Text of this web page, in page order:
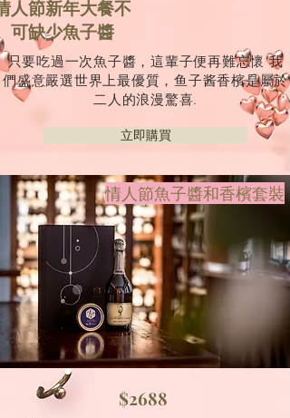
人節新年大餐不
可缺少魚子醬
只要吃過一次魚子醬，這輩子便再難忘懷 我
們盛意嚴選世界上最優質，鱼子酱香檳是屬於
二人的浪漫驚喜.
立即購買
情人節魚子醬和香檳套裝
$2688